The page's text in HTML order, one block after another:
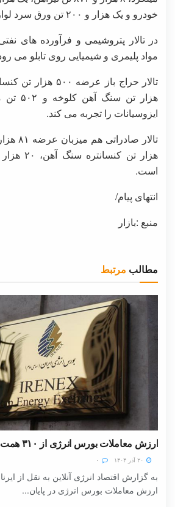
خودرو و یک هزار و ۲۰۰ تن ورق سرد لوازم خانگی است.
مواد پلیمری و شیمیایی روی تابلو می
هزار تن
ایزوسیانات را تجربه می کند.
هزار تن
است.
انتهای پیام/
منبع :بازار
مطالب مرتبط
ارزش معاملات بورس انرژی از ۳۱۰ همت عبور کرد
به گزارش اقتصاد انرژی آنلاین به نقل از
ارزش معاملات بورس انرژی در پایان...